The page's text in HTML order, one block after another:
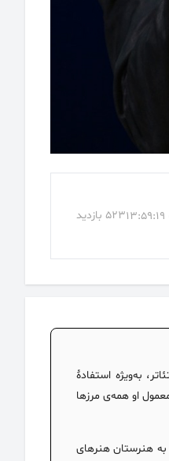
13:59:19523 بازدید
به‌ویژه استفادهٔ
او همه‌ی مرزها
شد. در ابتدا به مطالعهٔ جغرافیا پرداخت و بعدها تئاتر توجه او را برانگیخت. در ۱۷ سالگی به هنرستان هنرهای